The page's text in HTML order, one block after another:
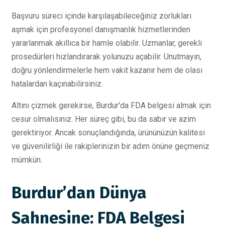
Başvuru süreci içinde karşılaşabileceğiniz zorlukları
aşmak için profesyonel danışmanlık hizmetlerinden
yararlanmak akıllıca bir hamle olabilir. Uzmanlar, gerekli
prosedürleri hızlandırarak yolunuzu açabilir. Unutmayın,
doğru yönlendirmelerle hem vakit kazanır hem de olası
hatalardan kaçınabilirsiniz.
Altını çizmek gerekirse, Burdur'da FDA belgesi almak için
cesur olmalısınız. Her süreç gibi, bu da sabır ve azim
gerektiriyor. Ancak sonuçlandığında, ürününüzün kalitesi
ve güvenilirliği ile rakiplerinizin bir adım önüne geçmeniz
mümkün.
Burdur’dan Dünya
Sahnesine: FDA Belgesi